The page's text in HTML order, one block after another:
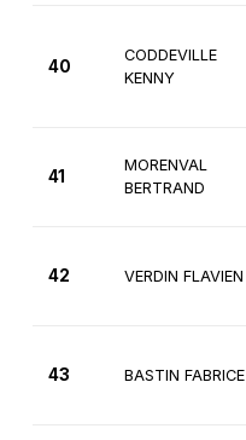
40
CODDEVILLE
KENNY
41
MORENVAL
BERTRAND
42 VERDIN FLAVIEN
43 BASTIN FABRICE